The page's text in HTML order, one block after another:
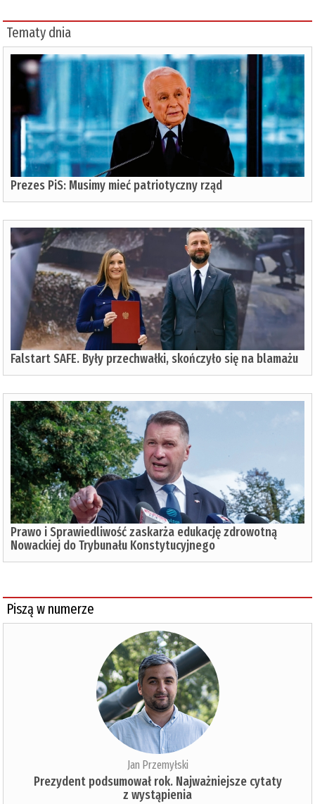
Tematy dnia
Prezes PiS: Musimy mieć patriotyczny rząd
Falstart SAFE. Były przechwałki, skończyło się na blamażu
Prawo i Sprawiedliwość zaskarża edukację zdrowotną
Nowackiej do Trybunału Konstytucyjnego
Piszą w numerze
Jan Przemyłski
Prezydent podsumował rok. Najważniejsze cytaty
z wystąpienia